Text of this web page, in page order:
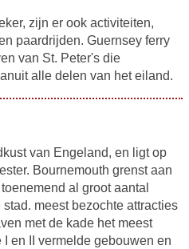
zijn er ook activiteiten,
paardrijden. Guernsey ferry
van St. Peter's die
alle delen van het eiland.
van Engeland, en ligt op
Bournemouth grenst aan
al groot aantal
meest bezochte attracties
met de kade het meest
en II vermelde gebouwen en